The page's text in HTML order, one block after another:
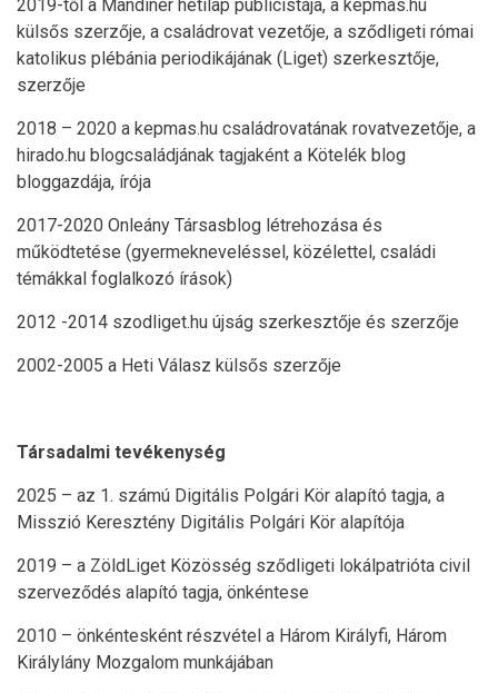
2019-től a Mandiner hetilap publicistája, a kepmas.hu
külsős szerzője, a családrovat vezetője, a sződligeti római
katolikus plébánia periodikájának (Liget) szerkesztője,
szerzője
2018 – 2020 a kepmas.hu családrovatának rovatvezetője, a
hirado.hu blogcsaládjának tagjaként a Kötelék blog
bloggazdája, írója
2017-2020 Onleány Társasblog létrehozása és
működtetése (gyermekneveléssel, közélettel, családi
témákkal foglalkozó írások)
2012 -2014 szodliget.hu újság szerkesztője és szerzője
2002-2005 a Heti Válasz külsős szerzője
Társadalmi tevékenység
2025 – az 1. számú Digitális Polgári Kör alapító tagja, a
Misszió Keresztény Digitális Polgári Kör alapítója
2019 – a ZöldLiget Közösség sződligeti lokálpatrióta civil
szerveződés alapító tagja, önkéntese
2010 – önkéntesként részvétel a Három Királyfi, Három
Királylány Mozgalom munkájában